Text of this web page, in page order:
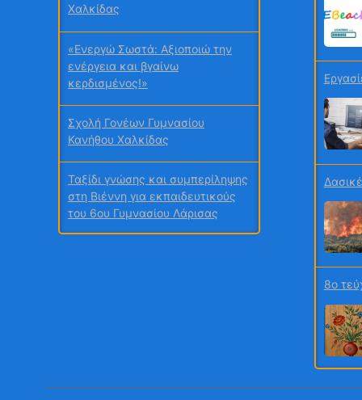
Χαλκίδας
«Ενεργώ Σωστά: Αξιοποιώ την
ενέργεια και βγαίνω
κερδισμένος!»
Σχολή Γονέων Γυμνασίου
Κανήθου Χαλκίδας
Ταξίδι γνώσης και συμπερίληψης
στη Βιέννη για εκπαιδευτικούς
του 6ου Γυμνασίου Λάρισας
8ο
1ο